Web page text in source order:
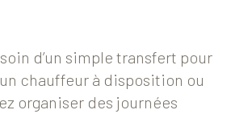
d’un simple transfert pour
chauffeur à disposition ou
organiser des journées